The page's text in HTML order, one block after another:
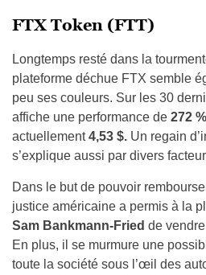
FTX Token (FTT)
Longtemps resté dans la
plateforme déchue FTX semble
peu ses couleurs. Sur les 30
affiche une performance de 272
actuellement4,53 $. Un regain
s’explique aussi par divers
Dans le but de pouvoir
justice américaine a permis à la
Sam Bankmann-Fried de
En plus, il se murmure une
toute la société sous l’œil des